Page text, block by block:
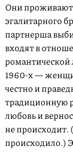
Они проживают
эгалитарного
партнерша
входят в
романтической
1960-х —
честно и
традиционную
любовь и
не происходит.
происходило.)